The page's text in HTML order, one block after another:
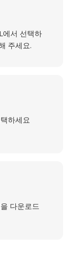
서 선택하
주세요.
하세요
다운로드